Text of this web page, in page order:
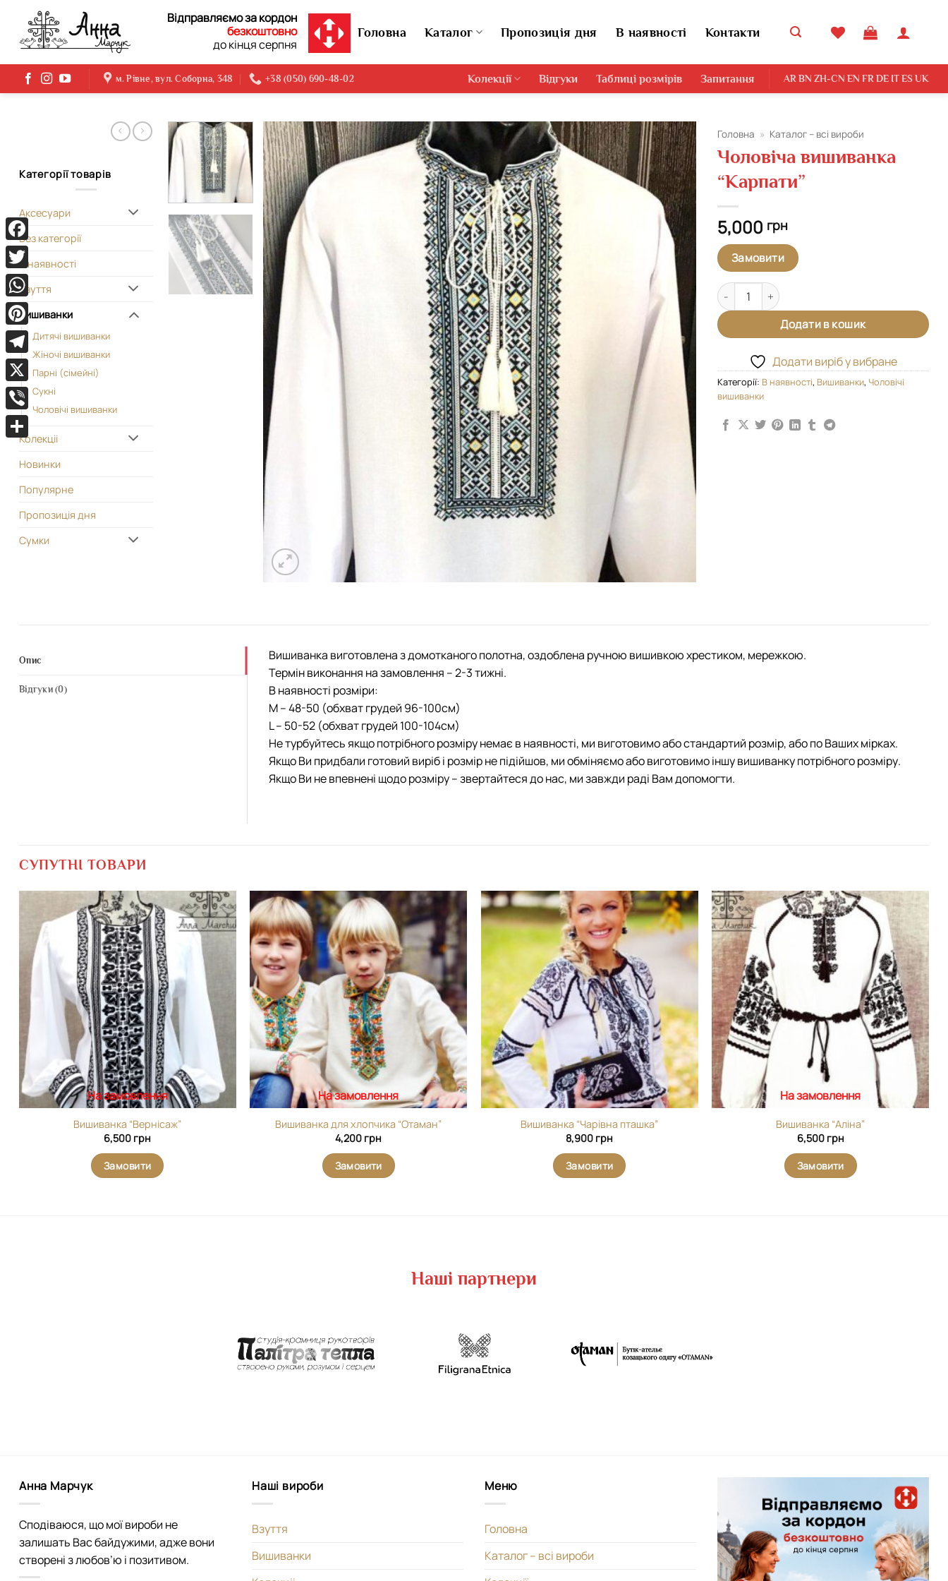
content
Відправляємо за кордон
безкоштовно
до кінця серпня
Головна Каталог Пропозиція дня В наявності Контакти
м. Рівне, вул. Соборна, 348 +38 (050) 690-48-02 Колекції Відгуки Таблиці розмірів Запитання AR BN ZH-CN EN FR DE IT ES UK
Категорії товарів
Аксесуари
Без категорії
В наявності
Взуття
Вишиванки
Дитячі вишиванки
Жіночі вишиванки
Парні (сімейні)
Сукні
Чоловічі вишиванки
Колекціі
Новинки
Популярне
Пропозиція дня
Сумки
Додати
виріб у
вибране
Головна » Каталог – всі вироби
Чоловіча вишиванка
“Карпати”
5,000 грн
Замовити
Чоловіча вишиванка "Карпати" кількість
Додати в кошик
Додати виріб у вибране
Категорії: В наявності, Вишиванки, Чоловічі
вишиванки
Опис
Відгуки (0)
Вишиванка виготовлена з домотканого полотна, оздоблена ручною вишивкою хрестиком, мережкою.
Термін виконання на замовлення – 2-3 тижні.
В наявності розміри:
М – 48-50 (обхват грудей 96-100см)
L – 50-52 (обхват грудей 100-104см)
Не турбуйтесь якщо потрібного розміру немає в наявності, ми виготовимо або стандартий розмір, або по Ваших мірках.
Якщо Ви придбали готовий виріб і розмір не підійшов, ми обміняємо або виготовимо іншу вишиванку потрібного розміру.
Якщо Ви не впевнені щодо розміру – звертайтеся до нас, ми завжди раді Вам допомогти.
СУПУТНІ ТОВАРИ
Додати
виріб у
вибране
На замовлення
Вишиванка “Вернісаж”
6,500 грн
Замовити
Додати
виріб у
вибране
На замовлення
Вишиванка для хлопчика “Отаман”
4,200 грн
Замовити
Додати
виріб у
Вишиванка “Чарівна пташка”
8,900 грн
Замовити
Додати
виріб у
вибране
На замовлення
Вишиванка “Аліна”
6,500 грн
Замовити
Наші партнери
Анна Марчук
Сподіваюся, що мої вироби не
залишать Вас байдужими, адже вони
створені з любов’ю і позитивом.
Наші вироби
Взуття
Вишиванки
Меню
Головна
Каталог – всі вироби
Facebook
Twitter
WhatsApp
Pinterest
Telegram
X
Viber
Поділитися